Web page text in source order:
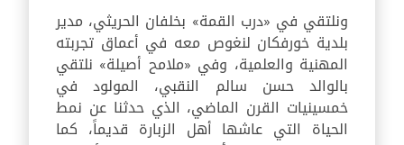
ونلتقي في «درب القمة» بخلفان الحريثي، مدير
بلدية خورفكان لنغوص معه في أعماق تجربته
المهنية والعلمية، وفي «ملامح أصيلة» نلتقي
بالوالد حسن سالم النقبي، المولود في
خمسينيات القرن الماضي، الذي حدثنا عن نمط
الحياة التي عاشها أهل الزبارة قديماً، كما